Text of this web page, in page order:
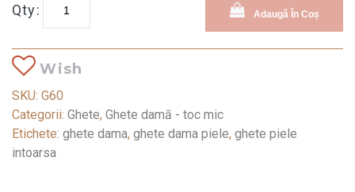
Qty: Adaugă În Coș
Wish
SKU: G60
Categorii: Ghete, Ghete damă - toc mic
Etichete: ghete dama, ghete dama piele, ghete piele
intoarsa